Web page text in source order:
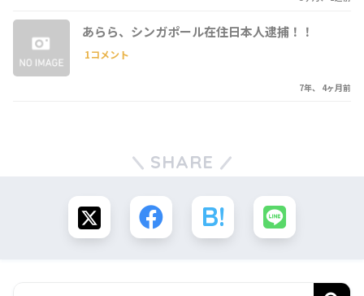
あらら、シンガポール在住日本人逮捕！！
1コメント
7年、 4ヶ月前
SHARE